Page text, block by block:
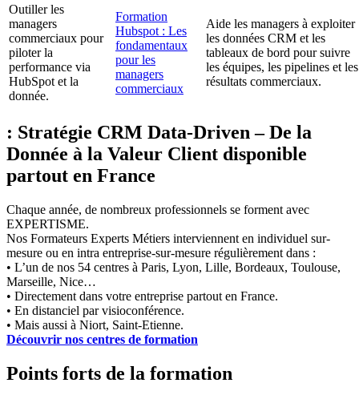
Outiller les
managers
commerciaux pour
piloter la
performance via
HubSpot et la
donnée.
Formation
Hubspot : Les
fondamentaux
pour les
managers
commerciaux
Aide les managers à exploiter
les données CRM et les
tableaux de bord pour suivre
les équipes, les pipelines et les
résultats commerciaux.
: Stratégie CRM Data-Driven – De la
Donnée à la Valeur Client disponible
partout en France
Chaque année, de nombreux professionnels se forment avec
EXPERTISME.
Nos Formateurs Experts Métiers interviennent en individuel sur-
mesure ou en intra entreprise-sur-mesure régulièrement dans :
• L’un de nos 54 centres à Paris, Lyon, Lille, Bordeaux, Toulouse,
Marseille, Nice…
• Directement dans votre entreprise partout en France.
• En distanciel par visioconférence.
• Mais aussi à Niort, Saint-Etienne.
Découvrir nos centres de formation
Points forts de la formation